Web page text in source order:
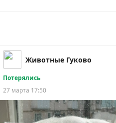
Животные Гуково
Потерялись
27 марта 17:50